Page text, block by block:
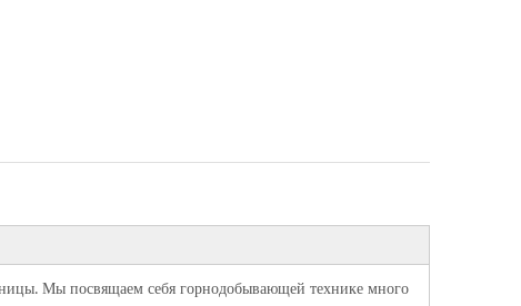
. Мы посвящаем себя горнодобывающей технике много